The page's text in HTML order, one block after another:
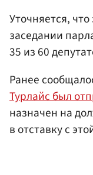
Уточняется,
заседании
35 из 60
Ранее
Турлайс был
назначен на
в отставку с